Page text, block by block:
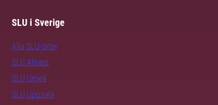
SLU i Sverige
Alla SLU-orter
SLU Alnarp
SLU Umeå
SLU Uppsala